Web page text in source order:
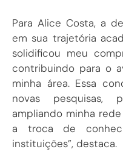
Para Alice Costa, a
em sua trajetória
solidificou meu
contribuindo para o
minha área. Essa
novas pesquisas,
ampliando minha
a troca de
instituições”, destaca.